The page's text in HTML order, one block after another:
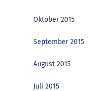
Oktober 2015
September 2015
August 2015
Juli 2015